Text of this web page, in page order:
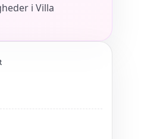
i Villa